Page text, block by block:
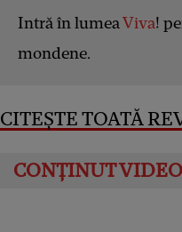
Intră în lumeaViva!
mondene.
CITEȘTE TOATĂ